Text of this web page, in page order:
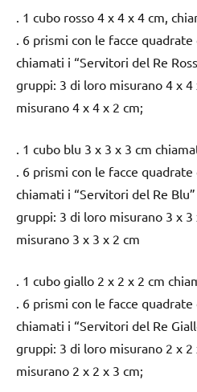
. 1 cubo rosso 4 x 4 x 4 cm,
. 6 prismi con le facce
chiamati i “Servitori del Re
gruppi: 3 di loro misurano 4 x
misurano 4 x 4 x 2 cm;
. 1 cubo blu 3 x 3 x 3 cm
. 6 prismi con le facce
chiamati i “Servitori del Re
gruppi: 3 di loro misurano 3 x
misurano 3 x 3 x 2 cm
. 1 cubo giallo 2 x 2 x 2 cm
. 6 prismi con le facce
chiamati i “Servitori del Re
gruppi: 3 di loro misurano 2 x
misurano 2 x 2 x 3 cm;